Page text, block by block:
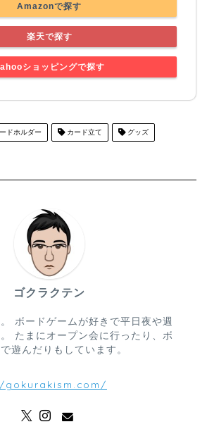
Amazonで探す
楽天で探す
ショッピングで探す
ドホルダー カード立て グッズ
ゴクラクテン
ボードゲームが好きで平日夜や週
たまにオープン会に行ったり、ボ
遊んだりもしています。